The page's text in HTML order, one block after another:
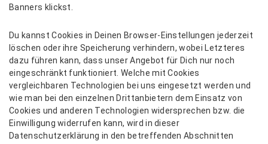
Banners klickst.
Du kannst Cookies in Deinen Browser-Einstellungen jederzeit
löschen oder ihre Speicherung verhindern, wobei Letzteres
dazu führen kann, dass unser Angebot für Dich nur noch
eingeschränkt funktioniert. Welche mit Cookies
vergleichbaren Technologien bei uns eingesetzt werden und
wie man bei den einzelnen Drittanbietern dem Einsatz von
Cookies und anderen Technologien widersprechen bzw. die
Einwilligung widerrufen kann, wird in dieser
Datenschutzerklärung in den betreffenden Abschnitten